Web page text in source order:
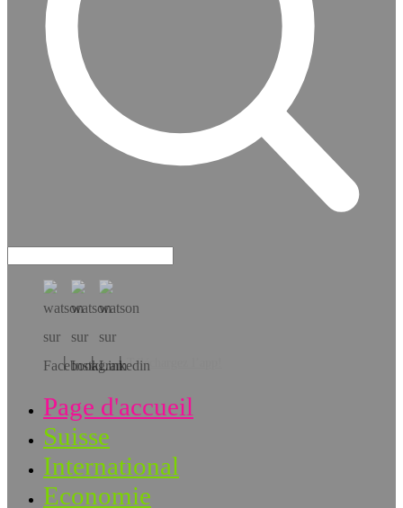
Téléchargez l’app!
Page d'accueil
Suisse
International
Economie